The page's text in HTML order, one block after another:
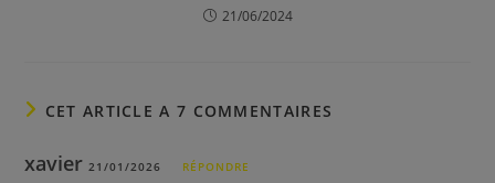
21/06/2024
CET ARTICLE A 7 COMMENTAIRES
xavier21/01/2026 RÉPONDRE